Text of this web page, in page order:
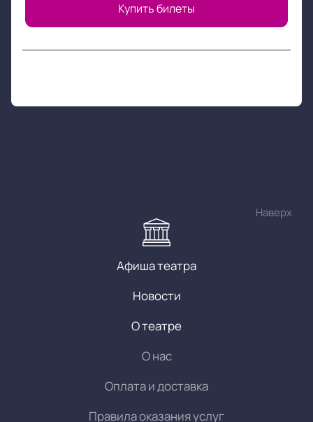
Купить билеты
Наверх
Афиша театра
Новости
О театре
О нас
Оплата и доставка
Правила оказания услуг